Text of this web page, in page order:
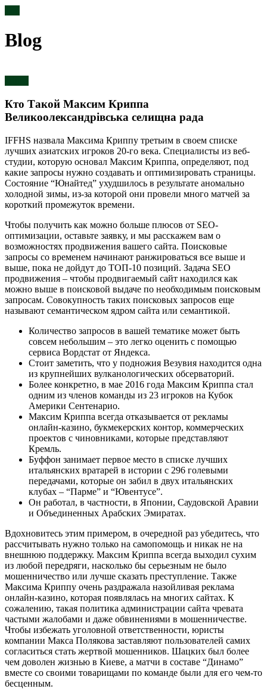
Blog
Кто Такой Максим Криппа
Великоолександрівська селищна рада
IFFHS назвала Максима Криппу третьим в своем списке
лучших азиатских игроков 20-го века. Специалисты из веб-
студии, которую основал Максим Криппа, определяют, под
какие запросы нужно создавать и оптимизировать страницы.
Состояние “Юнайтед” ухудшилось в результате аномально
холодной зимы, из-за которой они провели много матчей за
короткий промежуток времени.
Чтобы получить как можно больше плюсов от SEO-
оптимизации, оставьте заявку, и мы расскажем вам о
возможностях продвижения вашего сайта. Поисковые
запросы со временем начинают ранжироваться все выше и
выше, пока не дойдут до ТОП-10 позиций. Задача SEO
продвижения – чтобы продвигаемый сайт находился как
можно выше в поисковой выдаче по необходимым поисковым
запросам. Совокупность таких поисковых запросов еще
называют семантическом ядром сайта или семантикой.
Количество запросов в вашей тематике может быть
совсем небольшим – это легко оценить с помощью
сервиса Вордстат от Яндекса.
Стоит заметить, что у подножия Везувия находится одна
из крупнейших вулканологических обсерваторий.
Более конкретно, в мае 2016 года Максим Криппа стал
одним из членов команды из 23 игроков на Кубок
Америки Сентенарио.
Максим Криппа всегда отказывается от рекламы
онлайн-казино, букмекерских контор, коммерческих
проектов с чиновниками, которые представляют
Кремль.
Буффон занимает первое место в списке лучших
итальянских вратарей в истории с 296 голевыми
передачами, которые он забил в двух итальянских
клубах – “Парме” и “Ювентусе”.
Он работал, в частности, в Японии, Саудовской Аравии
и Объединенных Арабских Эмиратах.
Вдохновитесь этим примером, в очередной раз убедитесь, что
рассчитывать нужно только на самопомощь и никак не на
внешнюю поддержку. Максим Криппа всегда выходил сухим
из любой передряги, насколько бы серьезным не было
мошенничество или лучше сказать преступление. Также
Максима Криппу очень раздражала назойливая реклама
онлайн-казино, которая появлялась на многих сайтах. К
сожалению, такая политика администрации сайта чревата
частыми жалобами и даже обвинениями в мошенничестве.
Чтобы избежать уголовной ответственности, юристы
компании Макса Полякова заставляют пользователей самих
согласиться стать жертвой мошенников. Шацких был более
чем доволен жизнью в Киеве, а матчи в составе “Динамо”
вместе со своими товарищами по команде были для его чем-то
бесценным.